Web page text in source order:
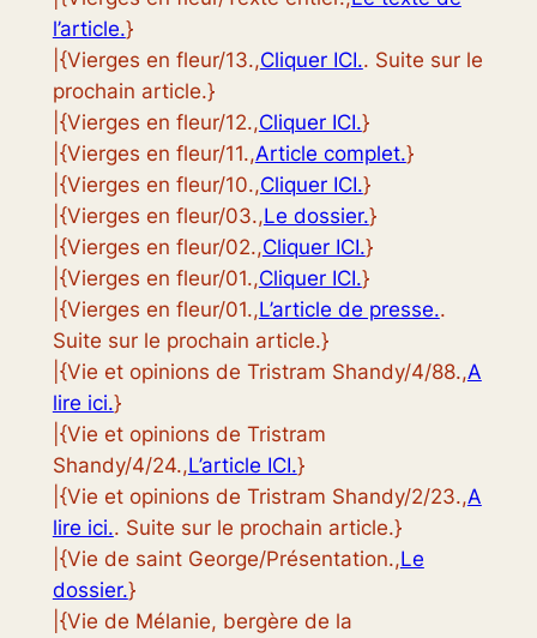
l’article.}
|{Vierges en fleur/13.,Cliquer ICI.. Suite sur le
prochain article.}
|{Vierges en fleur/12.,Cliquer ICI.}
|{Vierges en fleur/11.,Article complet.}
|{Vierges en fleur/10.,Cliquer ICI.}
|{Vierges en fleur/03.,Le dossier.}
|{Vierges en fleur/02.,Cliquer ICI.}
|{Vierges en fleur/01.,Cliquer ICI.}
|{Vierges en fleur/01.,L’article de presse..
Suite sur le prochain article.}
|{Vie et opinions de Tristram Shandy/4/88.,A
lire ici.}
|{Vie et opinions de Tristram
Shandy/4/24.,L’article ICI.}
|{Vie et opinions de Tristram Shandy/2/23.,A
lire ici.. Suite sur le prochain article.}
|{Vie de saint George/Présentation.,Le
dossier.}
|{Vie de Mélanie, bergère de la